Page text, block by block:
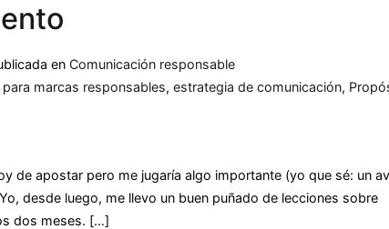
enComunicación responsable
marcas responsables, estrategia de comunicación,
de apostar pero me jugaría algo importante (yo que sé: un
desde luego, me llevo un buen puñado de lecciones sobre
dos meses. […]